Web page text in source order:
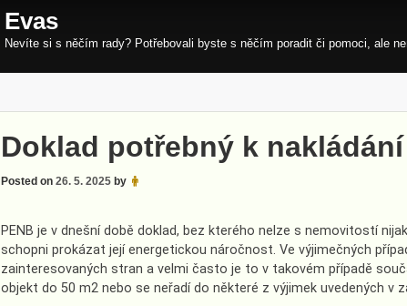
Evas
Nevíte si s něčím rady? Potřebovali byste s něčím poradit či pomoci, ale
Doklad potřebný k
Posted on 26. 5. 2025by
PENB je v dnešní době doklad, bez kterého nelze s nemovitostí
schopni prokázat její energetickou náročnost. Ve výjimečných
zainteresovaných stran a velmi často je to v takovém případě
objekt do 50 m2 nebo se neřadí do některé z výjimek uvedených v